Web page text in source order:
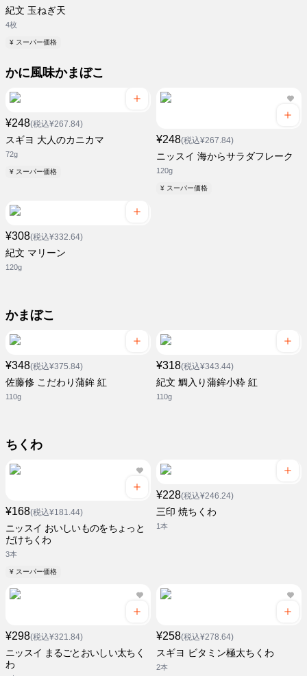
紀文 玉ねぎ天
4枚
¥ スーパー価格
かに風味かまぼこ
¥248(税込¥267.84)
スギヨ 大人のカニカマ
72g
¥ スーパー価格
¥248(税込¥267.84)
ニッスイ 海からサラダフレーク
120g
¥ スーパー価格
¥308(税込¥332.64)
紀文 マリーン
120g
かまぼこ
¥348(税込¥375.84)
佐藤修 こだわり蒲鉾 紅
110g
¥318(税込¥343.44)
紀文 鯛入り蒲鉾小粋 紅
110g
ちくわ
¥168(税込¥181.44)
ニッスイ おいしいものをちょっと
だけちくわ
3本
¥ スーパー価格
¥228(税込¥246.24)
三印 焼ちくわ
1本
¥298(税込¥321.84)
ニッスイ まるごとおいしい太ちく
わ
¥258(税込¥278.64)
スギヨ ビタミン極太ちくわ
2本